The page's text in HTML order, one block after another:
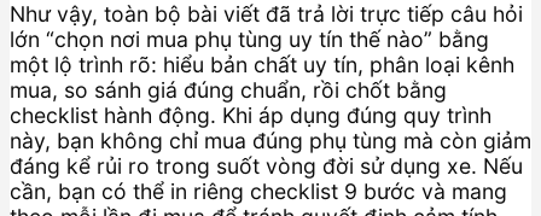
Như vậy, toàn bộ bài viết đã trả lời trực tiếp câu hỏi
lớn “chọn nơi mua phụ tùng uy tín thế nào” bằng
một lộ trình rõ: hiểu bản chất uy tín, phân loại kênh
mua, so sánh giá đúng chuẩn, rồi chốt bằng
checklist hành động. Khi áp dụng đúng quy trình
này, bạn không chỉ mua đúng phụ tùng mà còn giảm
đáng kể rủi ro trong suốt vòng đời sử dụng xe. Nếu
cần, bạn có thể in riêng checklist 9 bước và mang